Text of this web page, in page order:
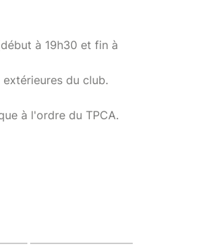
à 19h30 et fin à
du club.
à l'ordre du TPCA.